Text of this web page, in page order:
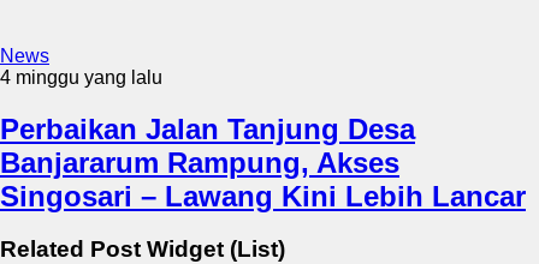
News
4 minggu yang lalu
Perbaikan Jalan Tanjung Desa
Banjararum Rampung, Akses
Singosari – Lawang Kini Lebih Lancar
Related Post Widget (List)